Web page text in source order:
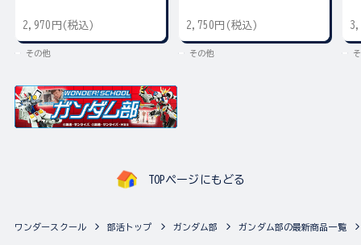
2,970円(税込)
その他
2,750円(税込)
その他
TOPページにもどる
ワンダースクール 部活トップ ガンダム部 ガンダム部の最新商品一覧